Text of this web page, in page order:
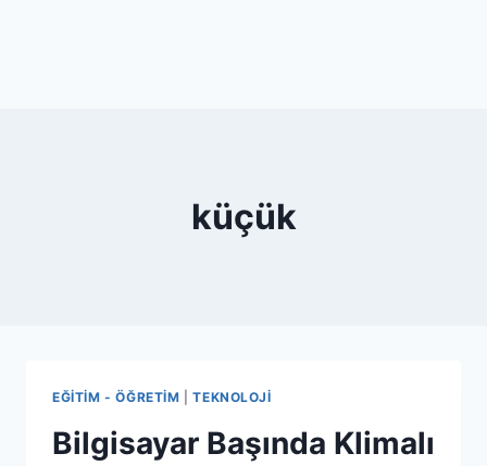
küçük
EĞITIM - ÖĞRETIM |TEKNOLOJI
Bilgisayar Başında Klimalı